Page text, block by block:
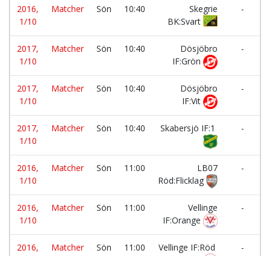
2016,
1/10
Matcher Sön 10:40
Skegrie
BK:Svart
-
2017,
1/10
Matcher Sön 10:40
Dösjöbro
IF:Grön
-
2017,
1/10
Matcher Sön 10:40
Dösjöbro
IF:Vit
-
2017,
1/10
Matcher Sön 10:40 Skabersjö IF:1
-
2016,
1/10
Matcher Sön 11:00
LB07
Röd:Flicklag
-
2016,
1/10
Matcher Sön 11:00
Vellinge
IF:Orange
-
2016,
Matcher Sön 11:00 Vellinge IF:Röd
-